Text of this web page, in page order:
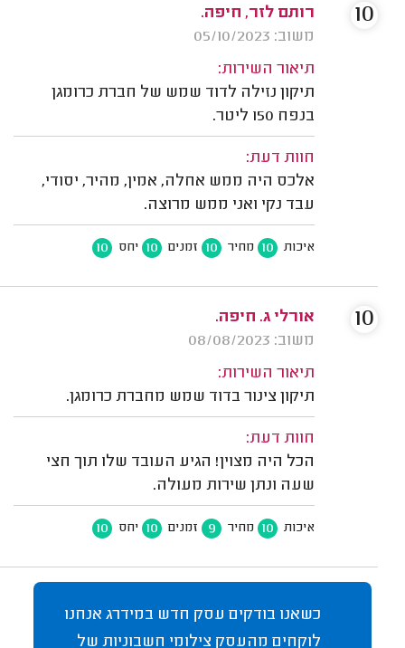
רותם לזר, חיפה.
משוב: 05/10/2023
תיאור השירות:
תיקון נזילה לדוד שמש של חברת כרומגן
בנפח 150 ליטר.
חוות דעת:
אלכס היה ממש אחלה, אמין, מהיר, יסודי,
עבד נקי ואני ממש מרוצה.
איכות 10 מחיר 10 זמנים 10 יחס 10
10
אורלי ג. חיפה.
משוב: 08/08/2023
תיאור השירות:
תיקון צינור בדוד שמש מחברת כרומגן.
חוות דעת:
הכל היה מצוין! הגיע העובד שלו תוך חצי
שעה ונתן שירות מעולה.
איכות 10 מחיר 9 זמנים 10 יחס 10
10
כשאנו בודקים עסק חדש במידרג אנחנו
לוקחים מהעסק צילומי חשבוניות של